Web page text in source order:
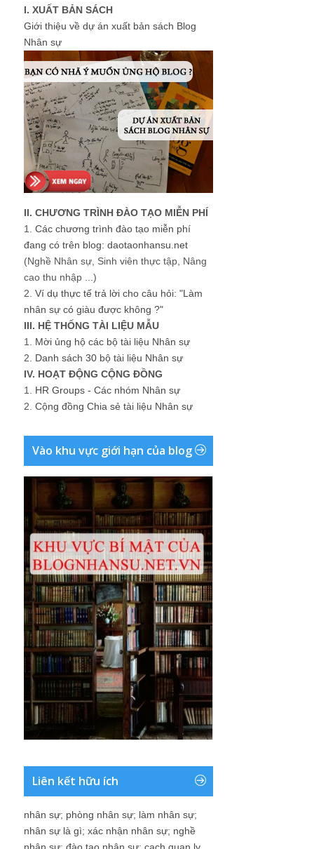
I. XUẤT BẢN SÁCH
Giới thiệu về dự án xuất bản sách Blog
Nhân sự
II. CHƯƠNG TRÌNH ĐÀO TẠO MIỄN PHÍ
1. Các chương trình đào tạo miễn phí
đang có trên blog: daotaonhansu.net
(Nghề Nhân sự, Sinh viên thực tập, Nâng
cao thu nhập ...)
2. Ví dụ thực tế trả lời cho câu hỏi: "Làm
nhân sự có giàu được không ?"
III. HỆ THỐNG TÀI LIỆU MẪU
1. Mời ủng hộ các bộ tài liệu Nhân sự
2. Danh sách 30 bộ tài liệu Nhân sự
IV. HOẠT ĐỘNG CỘNG ĐỒNG
1. HR Groups - Các nhóm Nhân sự
2. Cộng đồng Chia sẻ tài liệu Nhân sự
Vào khu vực giới hạn của blog
Liên kết hữu ích
nhân sự; phòng nhân sự; làm nhân sự;
nhân sự là gì; xác nhận nhân sự; nghề